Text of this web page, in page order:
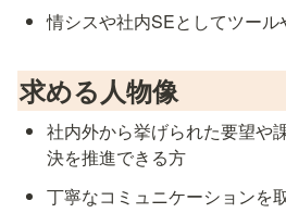
情シスや社内SEとしてツー
求める人物像
社内外から挙げられた要望や
決を推進できる方
丁寧なコミュニケーションを